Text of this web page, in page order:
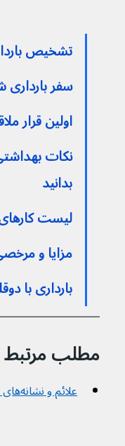
تشخیص
سفر بارداری
اولین قرار
نکات
بدانید
لیست
مزایا و
بارداری با
مطلب مرتبط
علائم و نشانه‌های بارداری